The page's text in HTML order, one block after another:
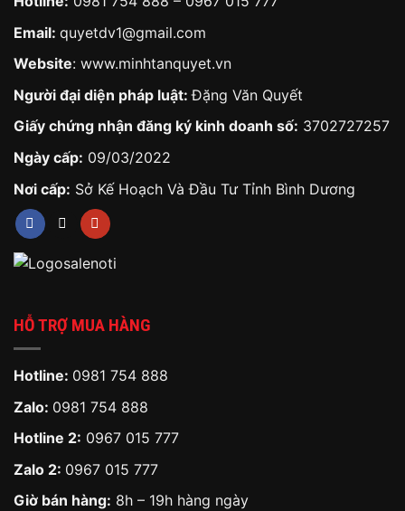
Email: quyetdv1@gmail.com
Website: www.minhtanquyet.vn
Người đại diện pháp luật:Đặng Văn Quyết
Giấy chứng nhận đăng ký kinh doanh số: 3702727257
Ngày cấp: 09/03/2022
Nơi cấp: Sở Kế Hoạch Và Đầu Tư Tỉnh Bình Dương
HỖ TRỢ MUA HÀNG
Hotline: 0981 754 888
Zalo: 0981 754 888
Hotline 2: 0967 015 777
Zalo 2: 0967 015 777
Giờ bán hàng: 8h – 19h hàng ngày